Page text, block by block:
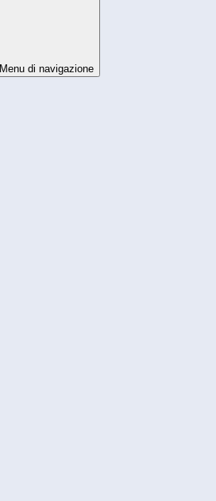
Menu di navigazione